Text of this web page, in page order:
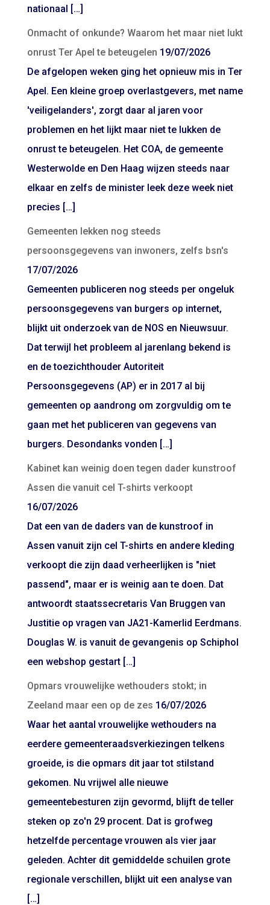
nationaal […]
Onmacht of onkunde? Waarom het maar niet lukt
onrust Ter Apel te beteugelen 19/07/2026
De afgelopen weken ging het opnieuw mis in Ter
Apel. Een kleine groep overlastgevers, met name
'veiligelanders', zorgt daar al jaren voor
problemen en het lijkt maar niet te lukken de
onrust te beteugelen. Het COA, de gemeente
Westerwolde en Den Haag wijzen steeds naar
elkaar en zelfs de minister leek deze week niet
precies […]
Gemeenten lekken nog steeds
persoonsgegevens van inwoners, zelfs bsn's
17/07/2026
Gemeenten publiceren nog steeds per ongeluk
persoonsgegevens van burgers op internet,
blijkt uit onderzoek van de NOS en Nieuwsuur.
Dat terwijl het probleem al jarenlang bekend is
en de toezichthouder Autoriteit
Persoonsgegevens (AP) er in 2017 al bij
gemeenten op aandrong om zorgvuldig om te
gaan met het publiceren van gegevens van
burgers. Desondanks vonden […]
Kabinet kan weinig doen tegen dader kunstroof
Assen die vanuit cel T-shirts verkoopt
16/07/2026
Dat een van de daders van de kunstroof in
Assen vanuit zijn cel T-shirts en andere kleding
verkoopt die zijn daad verheerlijken is "niet
passend", maar er is weinig aan te doen. Dat
antwoordt staatssecretaris Van Bruggen van
Justitie op vragen van JA21-Kamerlid Eerdmans.
Douglas W. is vanuit de gevangenis op Schiphol
een webshop gestart […]
Opmars vrouwelijke wethouders stokt; in
Zeeland maar een op de zes 16/07/2026
Waar het aantal vrouwelijke wethouders na
eerdere gemeenteraadsverkiezingen telkens
groeide, is die opmars dit jaar tot stilstand
gekomen. Nu vrijwel alle nieuwe
gemeentebesturen zijn gevormd, blijft de teller
steken op zo'n 29 procent. Dat is grofweg
hetzelfde percentage vrouwen als vier jaar
geleden. Achter dit gemiddelde schuilen grote
regionale verschillen, blijkt uit een analyse van
[…]